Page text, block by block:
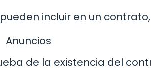
incluir en un
Anuncios
de la existencia del